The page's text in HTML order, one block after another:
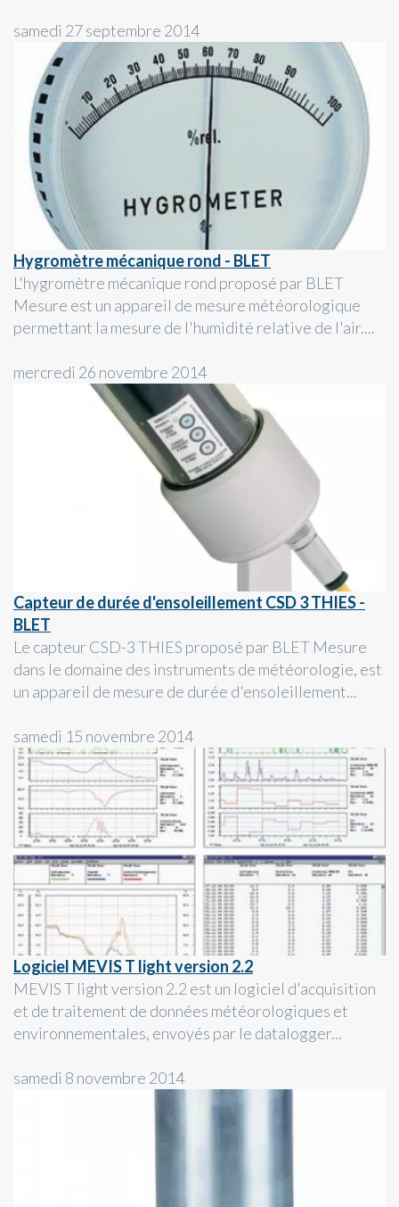
samedi 27 septembre 2014
Hygromètre mécanique rond - BLET
L'hygromètre mécanique rond proposé par BLET
Mesure est un appareil de mesure météorologique
permettant la mesure de l'humidité relative de l'air....
mercredi 26 novembre 2014
Capteur de durée d'ensoleillement CSD 3 THIES -
BLET
Le capteur CSD-3 THIES proposé par BLET Mesure
dans le domaine des instruments de météorologie, est
un appareil de mesure de durée d'ensoleillement...
samedi 15 novembre 2014
Logiciel MEVIS T light version 2.2
MEVIS T light version 2.2 est un logiciel d'acquisition
et de traitement de données météorologiques et
environnementales, envoyés par le datalogger...
samedi 8 novembre 2014